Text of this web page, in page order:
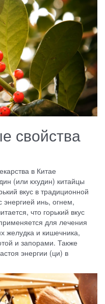
свойства
в Китае
(или кхудин) китайцы
вкус в традиционной
энергией инь, огнем,
что горький вкус
для лечения
желудка и кишечника,
и запорами. Также
энергии (ци) в